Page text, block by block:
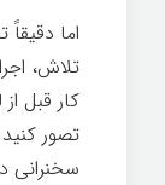
اما
تلاش،
کار قبل
تصور